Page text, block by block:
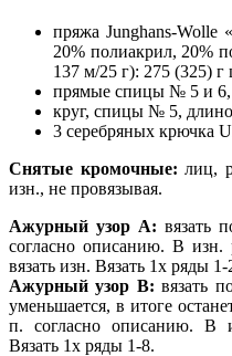
пряжа Junghans-Wolle
20% полиакрил, 20%
137 м/25 г): 275 (325)
прямые спицы № 5 и 6,
круг, спицы № 5,
3 серебряных крючка
Снятые кромочные: лиц,
изн., не провязывая.
Ажурный узор А: вязать
согласно описанию. В изн.
вязать изн. Вязать 1х ряды
Ажурный узор В: вязать
уменьшается, в итоге
п. согласно описанию. В
Вязать 1х ряды 1-8.